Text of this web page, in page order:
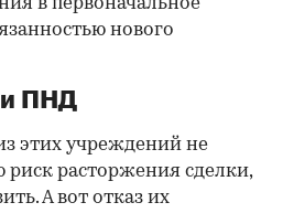
нового
и ПНД
этих учреждений не
расторжения сделки,
А вот отказ их